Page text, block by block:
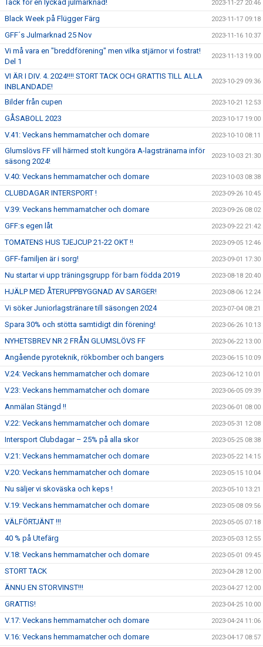
Tack för en lyckad julmarknad! 2023-11-27 20:46
Black Week på Flügger Färg 2023-11-17 09:18
GFF´s Julmarknad 25 Nov 2023-11-16 10:37
Vi må vara en "breddförening" men vilka stjärnor vi fostrat!
Del 1
2023-11-13 19:00
VI ÄR I DIV. 4. 2024!!!! STORT TACK OCH GRATTIS TILL ALLA
INBLANDADE!
2023-10-29 09:36
Bilder från cupen 2023-10-21 12:53
GÅSABOLL 2023 2023-10-17 19:00
V.41: Veckans hemmamatcher och domare 2023-10-10 08:11
Glumslövs FF vill härmed stolt kungöra A-lagstränarna inför
säsong 2024!
2023-10-03 21:30
V.40: Veckans hemmamatcher och domare 2023-10-03 08:38
CLUBDAGAR INTERSPORT ! 2023-09-26 10:45
V.39: Veckans hemmamatcher och domare 2023-09-26 08:02
GFF:s egen låt 2023-09-22 21:42
TOMATENS HUS TJEJCUP 21-22 OKT !! 2023-09-05 12:46
GFF-familjen är i sorg! 2023-09-01 17:30
Nu startar vi upp träningsgrupp för barn födda 2019 2023-08-18 20:40
HJÄLP MED ÅTERUPPBYGGNAD AV SARGER! 2023-08-06 12:24
Vi söker Juniorlagstränare till säsongen 2024 2023-07-04 08:21
Spara 30% och stötta samtidigt din förening! 2023-06-26 10:13
NYHETSBREV NR 2 FRÅN GLUMSLÖVS FF 2023-06-22 13:00
Angående pyroteknik, rökbomber och bangers 2023-06-15 10:09
V.24: Veckans hemmamatcher och domare 2023-06-12 10:01
V.23: Veckans hemmamatcher och domare 2023-06-05 09:39
Anmälan Stängd !! 2023-06-01 08:00
V.22: Veckans hemmamatcher och domare 2023-05-31 12:08
Intersport Clubdagar – 25% på alla skor 2023-05-25 08:38
V.21: Veckans hemmamatcher och domare 2023-05-22 14:15
V.20: Veckans hemmamatcher och domare 2023-05-15 10:04
Nu säljer vi skoväska och keps ! 2023-05-10 13:21
V.19: Veckans hemmamatcher och domare 2023-05-08 09:56
VÄLFÖRTJÄNT !!! 2023-05-05 07:18
40 % på Utefärg 2023-05-03 12:55
V.18: Veckans hemmamatcher och domare 2023-05-01 09:45
STORT TACK 2023-04-28 12:00
ÄNNU EN STORVINST!!! 2023-04-27 12:00
GRATTIS! 2023-04-25 10:00
V.17: Veckans hemmamatcher och domare 2023-04-24 11:06
V.16: Veckans hemmamatcher och domare 2023-04-17 08:57